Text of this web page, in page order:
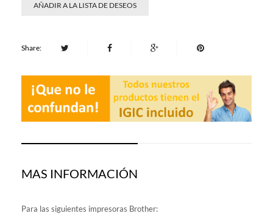
AÑADIR A LA LISTA DE DESEOS
Share:
MAS INFORMACIÓN
Para las siguientes impresoras Brother: